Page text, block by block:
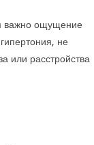
важно ощущение
не
или расстройства